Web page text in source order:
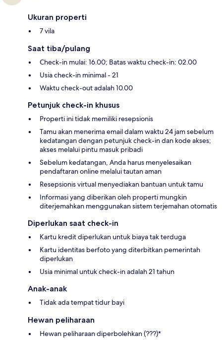
Ukuran properti
7 vila
Saat tiba/pulang
Check-in mulai: 16.00; Batas waktu check-in: 02.00
Usia check-in minimal - 21
Waktu check-out adalah 10.00
Petunjuk check-in khusus
Properti ini tidak memiliki resepsionis
Tamu akan menerima email dalam waktu 24 jam sebelum
kedatangan dengan petunjuk check-in dan kode akses;
akses melalui pintu masuk pribadi
Sebelum kedatangan, Anda harus menyelesaikan
pendaftaran online melalui tautan aman
Resepsionis virtual menyediakan bantuan untuk tamu
Informasi yang diberikan oleh properti mungkin
diterjemahkan menggunakan sistem terjemahan otomatis
Diperlukan saat check-in
Kartu kredit diperlukan untuk biaya tak terduga
Kartu identitas berfoto yang diterbitkan pemerintah
diperlukan
Usia minimal untuk check-in adalah 21 tahun
Anak-anak
Tidak ada tempat tidur bayi
Hewan peliharaan
Hewan peliharaan diperbolehkan (???)*